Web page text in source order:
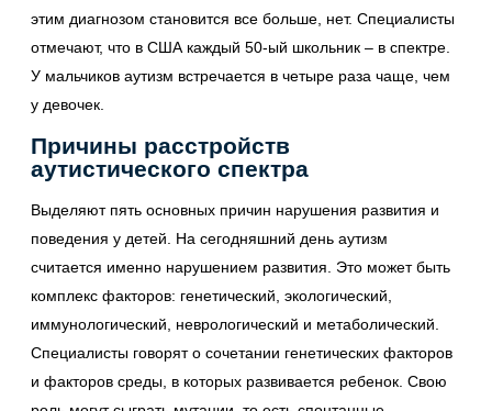
этим диагнозом становится все больше, нет. Специалисты
отмечают, что в США каждый 50-ый школьник – в спектре.
У мальчиков аутизм встречается в четыре раза чаще, чем
у девочек.
Причины расстройств
аутистического спектра
Выделяют пять основных причин нарушения развития и
поведения у детей. На сегодняшний день аутизм
считается именно нарушением развития. Это может быть
комплекс факторов: генетический, экологический,
иммунологический, неврологический и метаболический.
Специалисты говорят о сочетании генетических факторов
и факторов среды, в которых развивается ребенок. Свою